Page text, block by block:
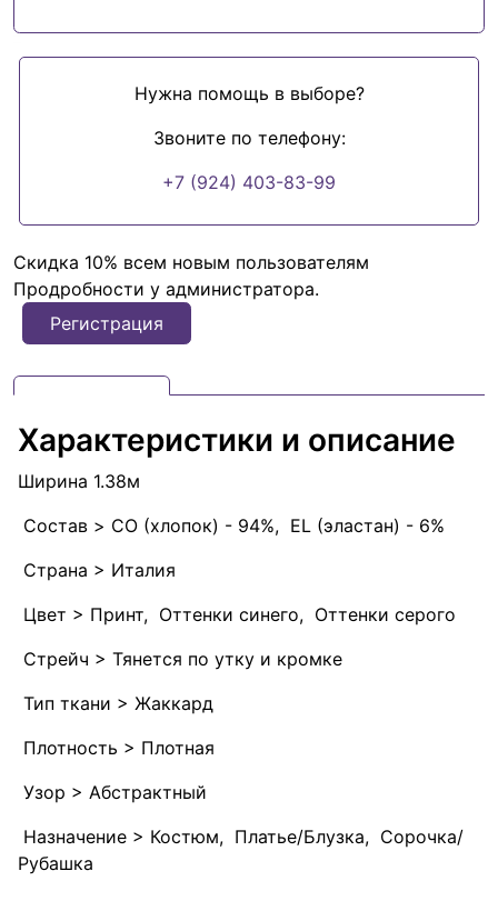
Нужна помощь в выборе?
Звоните по телефону:
+7 (924) 403-83-99
Скидка 10% всем новым пользователям
Продробности у администратора.
Регистрация
Характеристики и описание
Ширина 1.38м
Состав > CO (хлопок) - 94%, EL (эластан) - 6%
Страна > Италия
Цвет > Принт, Оттенки синего, Оттенки серого
Стрейч > Тянется по утку и кромке
Тип ткани > Жаккард
Плотность > Плотная
Узор > Абстрактный
Назначение > Костюм, Платье/Блузка, Сорочка/
Рубашка